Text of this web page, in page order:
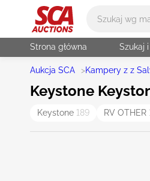
Strona główna Szukaj
Aukcja SCA >Kampery z z
Keystone
Keystone 189 RV OTHER